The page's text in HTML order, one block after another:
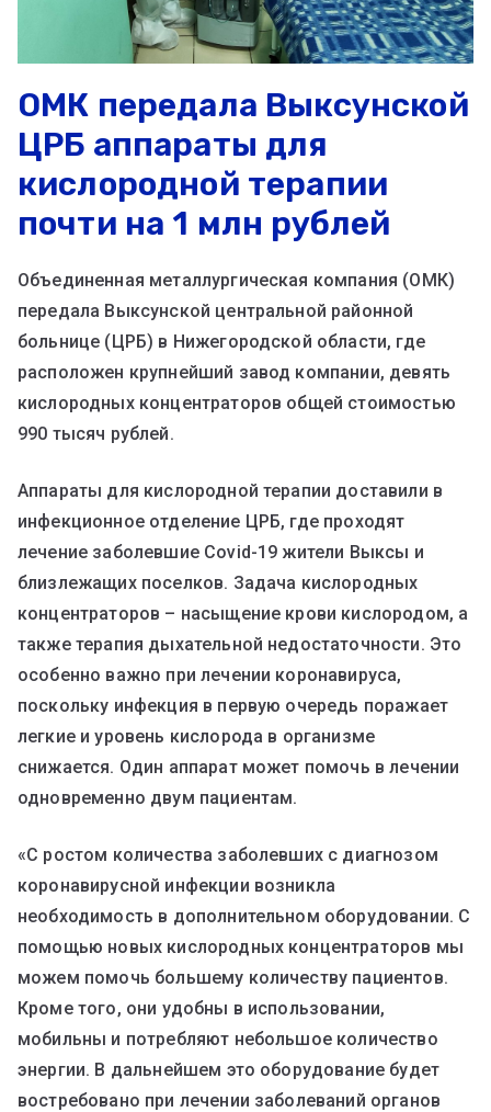
ОМК передала Выксунской
ЦРБ аппараты для
кислородной терапии
почти на 1 млн рублей
Объединенная металлургическая компания (ОМК)
передала Выксунской центральной районной
больнице (ЦРБ) в Нижегородской области, где
расположен крупнейший завод компании, девять
кислородных концентраторов общей стоимостью
990 тысяч рублей.
Аппараты для кислородной терапии доставили в
инфекционное отделение ЦРБ, где проходят
лечение заболевшие Covid-19 жители Выксы и
близлежащих поселков. Задача кислородных
концентраторов – насыщение крови кислородом, а
также терапия дыхательной недостаточности. Это
особенно важно при лечении коронавируса,
поскольку инфекция в первую очередь поражает
легкие и уровень кислорода в организме
снижается. Один аппарат может помочь в лечении
одновременно двум пациентам.
«С ростом количества заболевших с диагнозом
коронавирусной инфекции возникла
необходимость в дополнительном оборудовании. С
помощью новых кислородных концентраторов мы
можем помочь большему количеству пациентов.
Кроме того, они удобны в использовании,
мобильны и потребляют небольшое количество
энергии. В дальнейшем это оборудование будет
востребовано при лечении заболеваний органов